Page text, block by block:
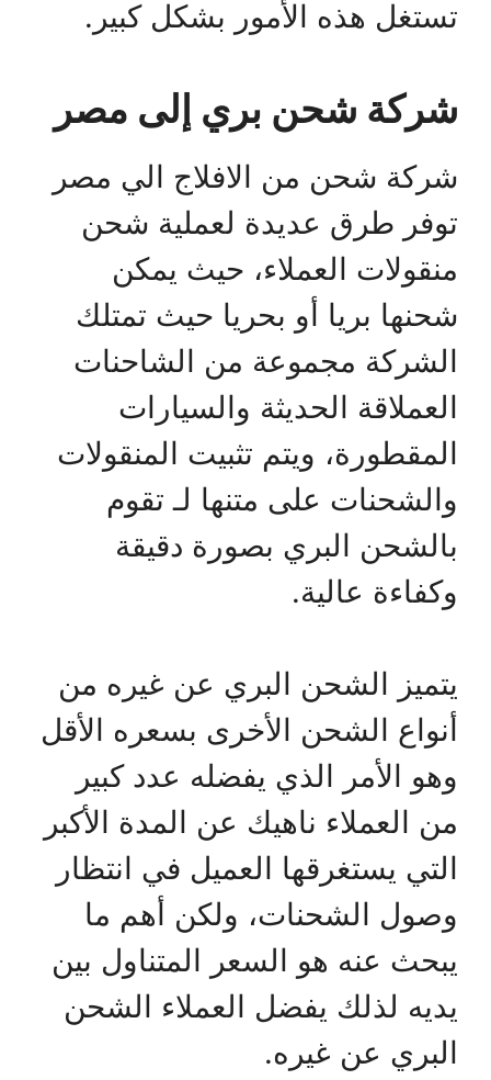
تستغل هذه الأمور بشكل كبير.
شركة شحن بري إلى مصر
شركة شحن من الافلاج الي مصر
توفر طرق عديدة لعملية شحن
منقولات العملاء، حيث يمكن
شحنها بريا أو بحريا حيث تمتلك
الشركة مجموعة من الشاحنات
العملاقة الحديثة والسيارات
المقطورة، ويتم تثبيت المنقولات
والشحنات على متنها لـ تقوم
بالشحن البري بصورة دقيقة
وكفاءة عالية.
يتميز الشحن البري عن غيره من
أنواع الشحن الأخرى بسعره الأقل
وهو الأمر الذي يفضله عدد كبير
من العملاء ناهيك عن المدة الأكبر
التي يستغرقها العميل في انتظار
وصول الشحنات، ولكن أهم ما
يبحث عنه هو السعر المتناول بين
يديه لذلك يفضل العملاء الشحن
البري عن غيره.